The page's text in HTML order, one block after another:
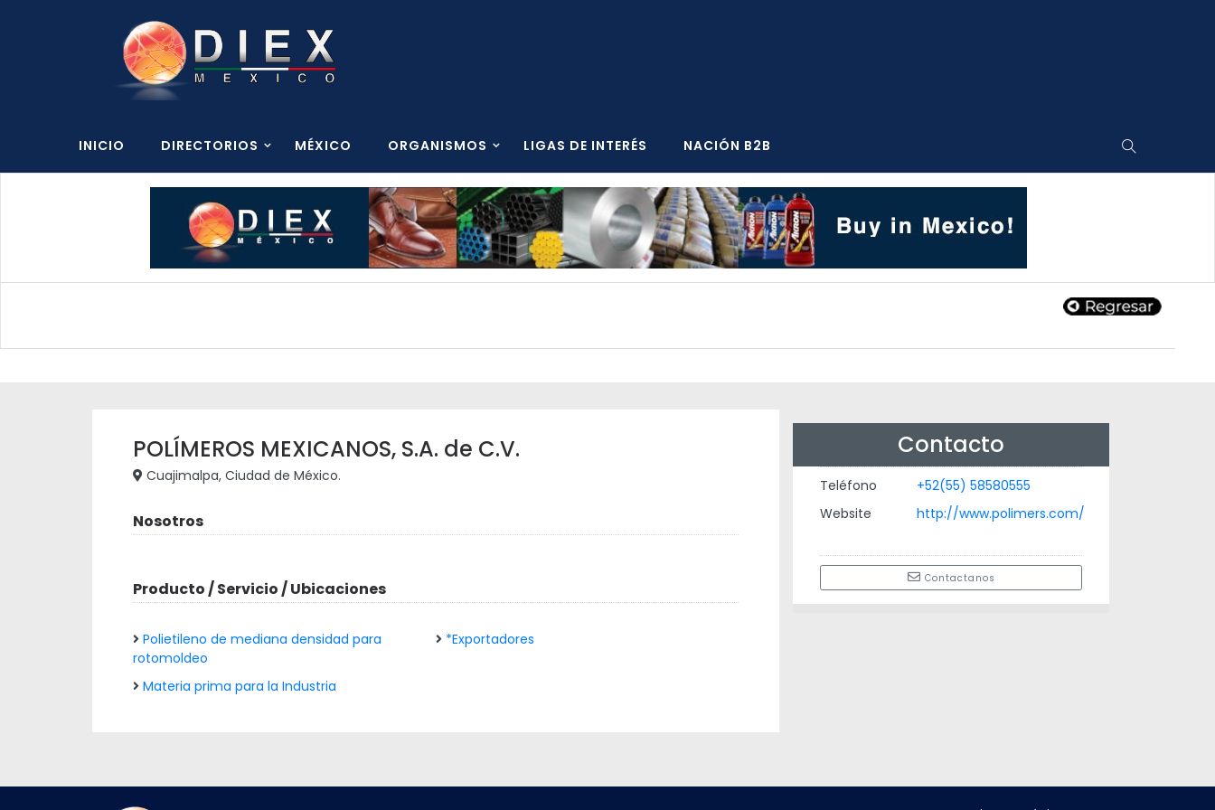
INICIO DIRECTORIOS MÉXICO ORGANISMOS LIGAS DE INTERÉS NACIÓN B2B
POLÍMEROS MEXICANOS, S.A. de C.V.
Cuajimalpa, Ciudad de México.
Nosotros
Producto / Servicio / Ubicaciones
Polietileno de mediana densidad para
rotomoldeo
*Exportadores
Materia prima para la Industria
Contacto
Teléfono
+52(55) 58580555
Website
http://www.polimers.com/
Contactanos